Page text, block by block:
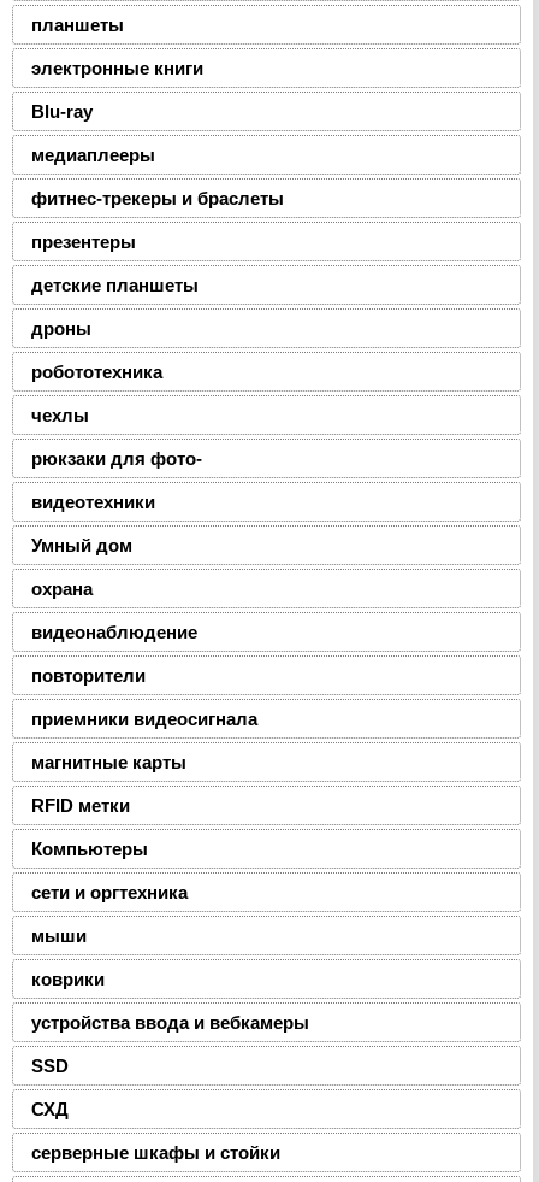
планшеты
электронные книги
Blu-ray
медиаплееры
фитнес-трекеры и браслеты
презентеры
детские планшеты
дроны
робототехника
чехлы
рюкзаки для фото-
видеотехники
Умный дом
охрана
видеонаблюдение
повторители
приемники видеосигнала
магнитные карты
RFID метки
Компьютеры
сети и оргтехника
мыши
коврики
устройства ввода и вебкамеры
SSD
СХД
серверные шкафы и стойки